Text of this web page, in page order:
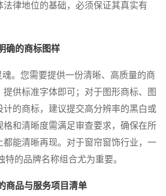
律地位的基础，必须保证其真实有
确的商标图样
。您需要提供一份清晰、高质量的商
供标准字体即可；对于图形商标、图
的商标，建议提交高分辨率的黑白或
和清晰度需满足审查要求，确保在所
能清晰再现。对于窗帘窗饰行业，一
的品牌名称组合尤为重要。
商品与服务项目清单